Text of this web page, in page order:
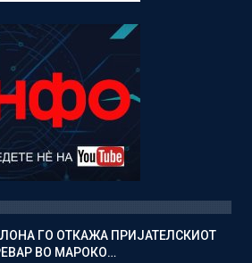
ГО ОТКАЖА ПРИЈАТЕЛСКИОТ
ВО МАРОКО…